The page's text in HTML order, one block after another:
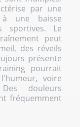
par une
à une baisse
sportives. Le
peut
des réveils
présente
pourrait
voire
douleurs
fréquemment